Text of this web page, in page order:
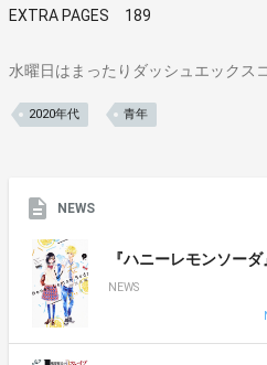
EXTRA PAGES 189
水曜日はまったりダッシュエックス
2020年代 青年
NEWS
『ハニーレモンソー
NEWS